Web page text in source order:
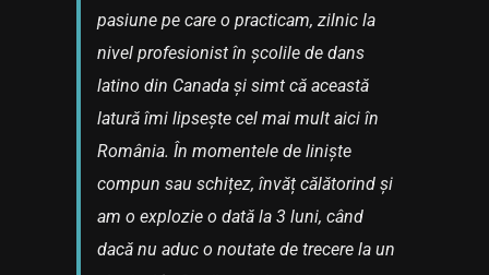
pasiune pe care o practicam, zilnic la
nivel profesionist în școlile de dans
latino din Canada și simt că această
latură îmi lipsește cel mai mult aici în
România. În momentele de liniște
compun sau schițez, învăț călătorind și
am o explozie o dată la 3 luni, când
dacă nu aduc o noutate de trecere la un